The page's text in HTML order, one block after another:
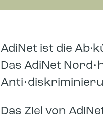
AdiNet ist die
Das AdiNet
Das Ziel von